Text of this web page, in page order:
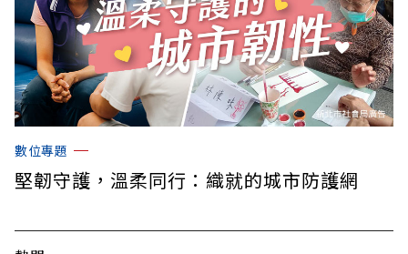
數位專題
堅韌守護，溫柔同行：織就的城市防護網